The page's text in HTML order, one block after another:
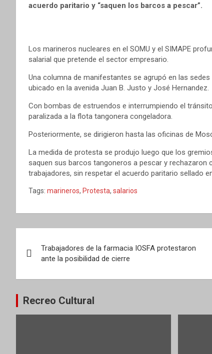
acuerdo paritario y “saquen los barcos a pescar”.
Los marineros nucleares en el SOMU y el SIMAPE
salarial que pretende el sector empresario.
Una columna de manifestantes se agrupó en las
ubicado en la avenida Juan B. Justo y José Hernandez.
Con bombas de estruendos e interrumpiendo el
paralizada a la flota tangonera congeladora.
Posteriormente, se dirigieron hasta las oficinas de
La medida de protesta se produjo luego que los
saquen sus barcos tangoneros a pescar y
trabajadores, sin respetar el acuerdo paritario sellado
Tags: marineros, Protesta, salarios
de
entradas
Trabajadores de la farmacia IOSFA protestaron
ante la posibilidad de cierre
Recreo Cultural